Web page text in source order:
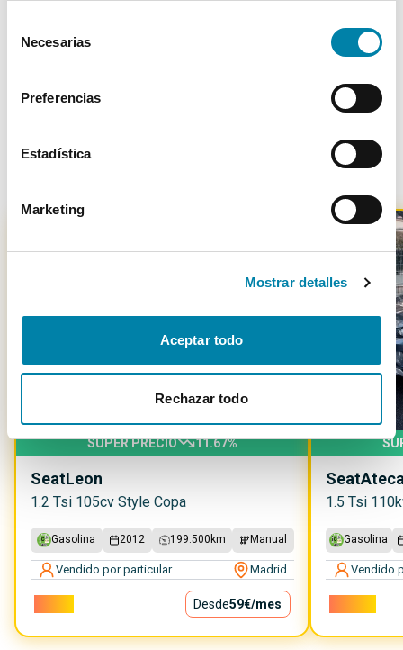
Necesarias
Preferencias
Estadística
Marketing
Mostrar detalles
Aceptar todo
Rechazar todo
Más de 3.500 clientes satisfechos
700€
SUPER PRECIO 11.67%
SeatLeon
1.2 Tsi 105cv Style Copa
Gasolina 2012 199.500 km Manual
Vendido por particular Madrid
Desde59€/mes
Seat
1.5 Tsi
Gasolina
Vendido